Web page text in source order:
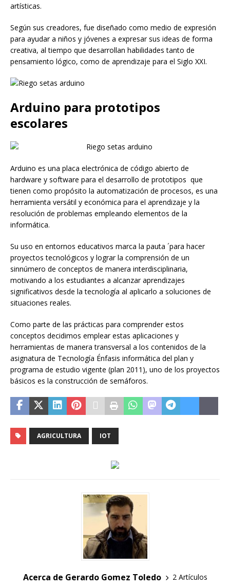
artísticas.
Según sus creadores, fue diseñado como medio de expresión
para ayudar a niños y jóvenes a expresar sus ideas de forma
creativa, al tiempo que desarrollan habilidades tanto de
pensamiento lógico, como de aprendizaje para el Siglo XXI.
Arduino para prototipos
escolares
Arduino es una placa electrónica de código abierto de
hardware y software para el desarrollo de prototipos que
tienen como propósito la automatización de procesos, es una
herramienta versátil y económica para el aprendizaje y la
resolución de problemas empleando elementos de la
informática.
Su uso en entornos educativos marca la pauta ´para hacer
proyectos tecnológicos y lograr la comprensión de un
sinnúmero de conceptos de manera interdisciplinaria,
motivando a los estudiantes a alcanzar aprendizajes
significativos desde la tecnología al aplicarlo a soluciones de
situaciones reales.
Como parte de las prácticas para comprender estos
conceptos decidimos emplear estas aplicaciones y
herramientas de manera transversal a los contenidos de la
asignatura de Tecnología Énfasis informática del plan y
programa de estudio vigente (plan 2011), uno de los proyectos
básicos es la construcción de semáforos.
AGRICULTURA IOT
Acerca de Gerardo Gomez Toledo
2 Artículos